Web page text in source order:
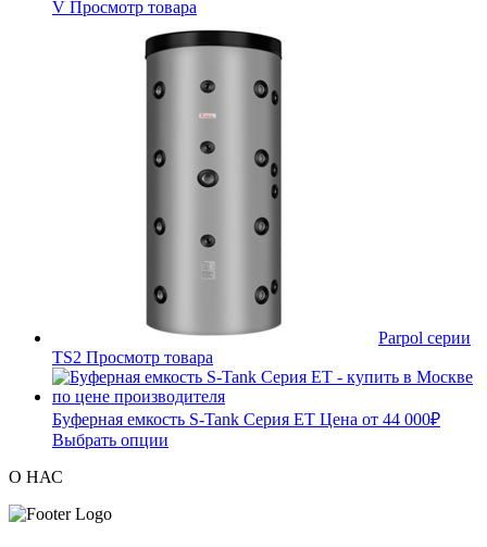
V Просмотр товара
Parpol серии
TS2 Просмотр товара
Буферная емкость S-Tank Серия ET Цена от 44 000₽
Выбрать опции
О НАС